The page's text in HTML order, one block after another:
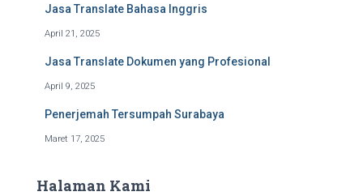
Jasa Translate Bahasa Inggris
April 21, 2025
Jasa Translate Dokumen yang Profesional
April 9, 2025
Penerjemah Tersumpah Surabaya
Maret 17, 2025
Halaman Kami